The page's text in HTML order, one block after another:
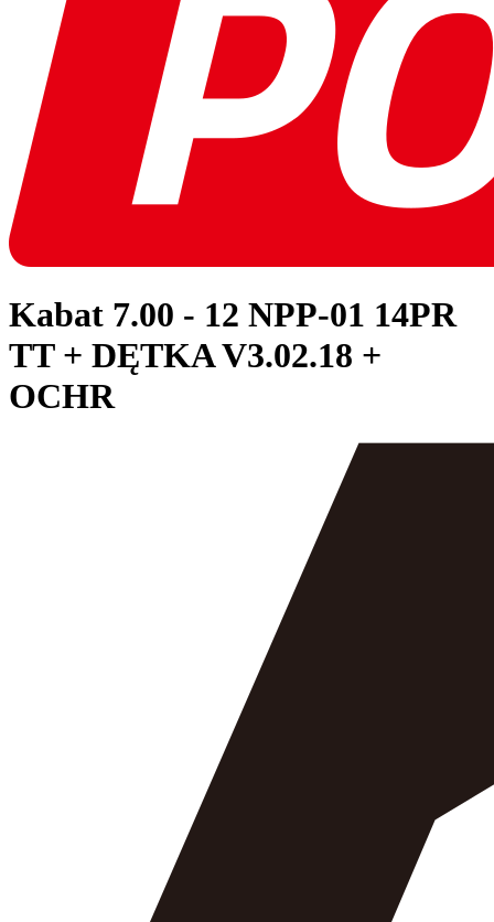
Kabat 7.00 - 12 NPP-01 14PR
TT + DĘTKA V3.02.18 +
OCHR